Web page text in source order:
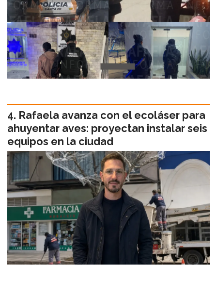
Rafaela avanza con el ecoláser para
ahuyentar aves: proyectan instalar seis
equipos en la ciudad